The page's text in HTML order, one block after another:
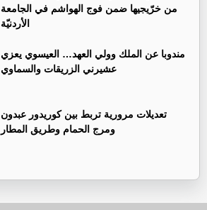
من خرّيجيها ضمن فوج الهواشم في الجامعة
الأردنيّة
مندوبا عن الملك وولي العهد… العيسوي يعزي
عشيرني الزريقات والسماوي
تعديلات مرورية تربط بين كوريدور عبدون
ومرج الحمام وطريق المطار